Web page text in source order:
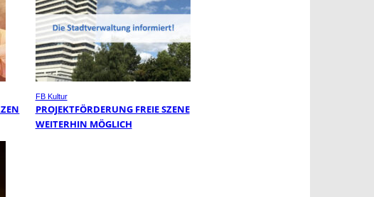
FB Kultur
PROJEKTFÖRDERUNG FREIE SZENE
WEITERHIN MÖGLICH